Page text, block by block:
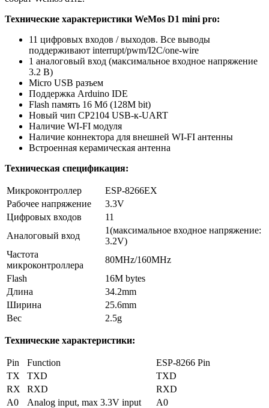
Технические характеристики WeMos D1 mini pro:
11 цифровых входов / выходов. Все выводы
поддерживают interrupt/pwm/I2C/one-wire
1 аналоговый вход (максимальное входное напряжение
3.2 В)
Micro USB разъем
Поддержка Arduino IDE
Flash память 16 Мб (128M bit)
Новый чип CP2104 USB-к-UART
Наличие WI-FI модуля
Наличие коннектора для внешней WI-FI антенны
Встроенная керамическая антенна
Техническая спецификация:
Микроконтроллер
ESP-8266EX
Рабочее напряжение
3.3V
Цифровых входов
11
Аналоговый вход
1(максимальное входное напряжение:
3.2V)
Частота
микроконтроллера
80MHz/160MHz
Flash
16M bytes
Длина
34.2mm
Ширина
25.6mm
Вес
2.5g
Технические характеристики:
Pin Function
ESP-8266 Pin
TX
TXD
TXD
RX
RXD
RXD
A0
Analog input, max 3.3V input
A0